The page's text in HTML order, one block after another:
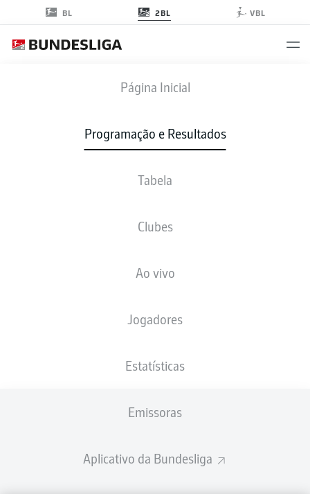
BL 2BL VBL
Página Inicial
Programação e Resultados
Tabela
Clubes
Ao vivo
Jogadores
Estatísticas
Emissoras
Aplicativo da Bundesliga
S04 SGF
1 0
ESCALAÇÕES